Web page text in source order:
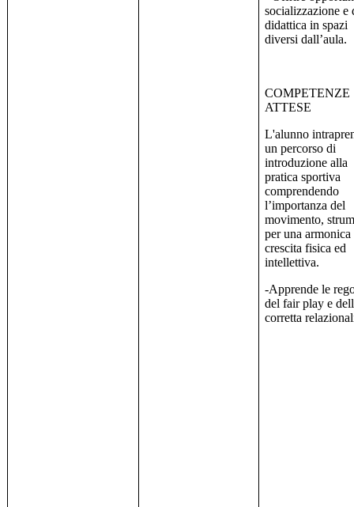
socializzazione e
didattica in spazi
diversi dall’aula.
COMPETENZE
ATTESE
L'alunno
un percorso di
introduzione alla
pratica sportiva
comprendendo
l’importanza del
movimento,
per una armonica
crescita fisica ed
intellettiva.
-Apprende le
del fair play e
corretta